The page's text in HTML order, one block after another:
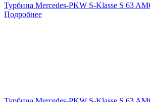
Турбина Mercedes-PKW S-Klasse S 63
Подробнее